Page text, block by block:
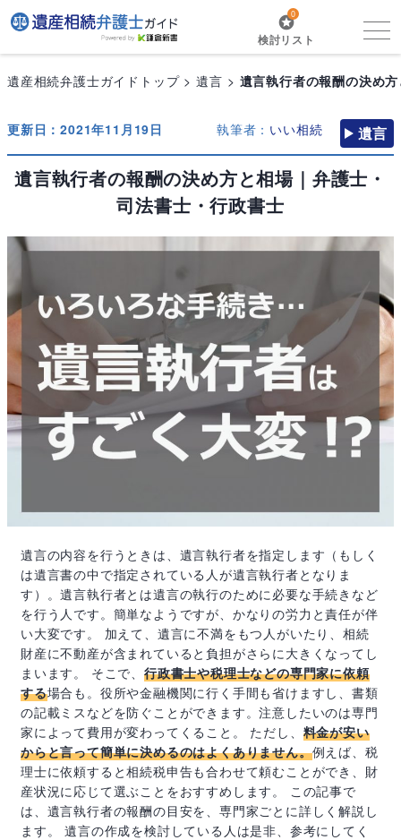
0
検討リスト
遺産相続弁護士ガイドトップ 遺言 遺言執行者の報酬の決め
更新日：2021年11月19日 執筆者： いい相続 遺言
遺言執行者の報酬の決め方と相場｜弁護士・
司法書士・行政書士
遺言の内容を行うときは、遺言執行者を指定します（もしく
は遺言書の中で指定されている人が遺言執行者となりま
す）。遺言執行者とは遺言の執行のために必要な手続きなど
を行う人です。簡単なようですが、かなりの労力と責任が伴
い大変です。 加えて、遺言に不満をもつ人がいたり、相続
財産に不動産が含まれていると負担がさらに大きくなってし
まいます。 そこで、 行政書士や税理士などの専門家に依頼
する場合も。役所や金融機関に行く手間も省けますし、書類
の記載ミスなどを防ぐことができます。注意したいのは専門
家によって費用が変わってくること。 ただし、 料金が安い
からと言って簡単に決めるのはよくありません。例えば、税
理士に依頼すると相続税申告も合わせて頼むことができ、財
産状況に応じて選ぶことをおすすめします。 この記事で
は、遺言執行者の報酬の目安を、専門家ごとに詳しく解説し
ます。 遺言の作成を検討している人は是非、参考にしてく